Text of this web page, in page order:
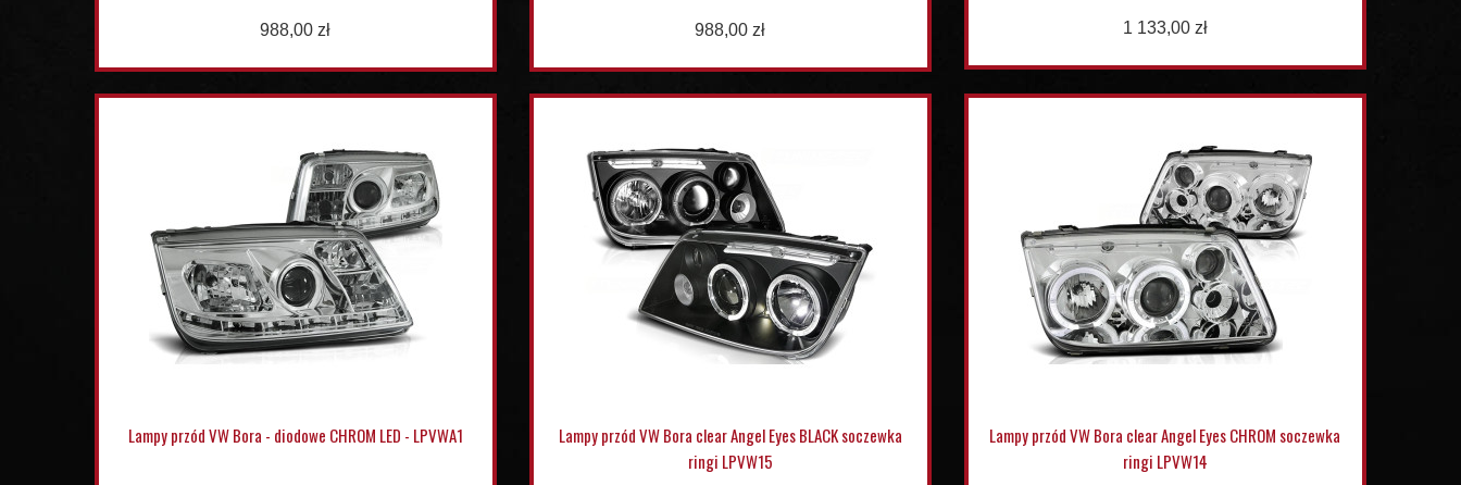
988,00 zł 988,00 zł 1 133,00 zł
Lampy przód VW Bora - diodowe CHROM LED - LPVWA1
Lampy przód VW Bora clear Angel Eyes BLACK soczewka
ringi LPVW15
Lampy przód VW Bora clear Angel Eyes CHROM soczewka
ringi LPVW14